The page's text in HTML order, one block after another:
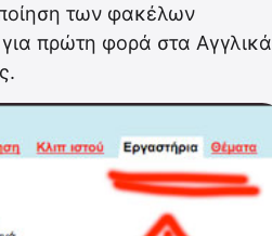
των φακέλων
πρώτη φορά στα Αγγλικά